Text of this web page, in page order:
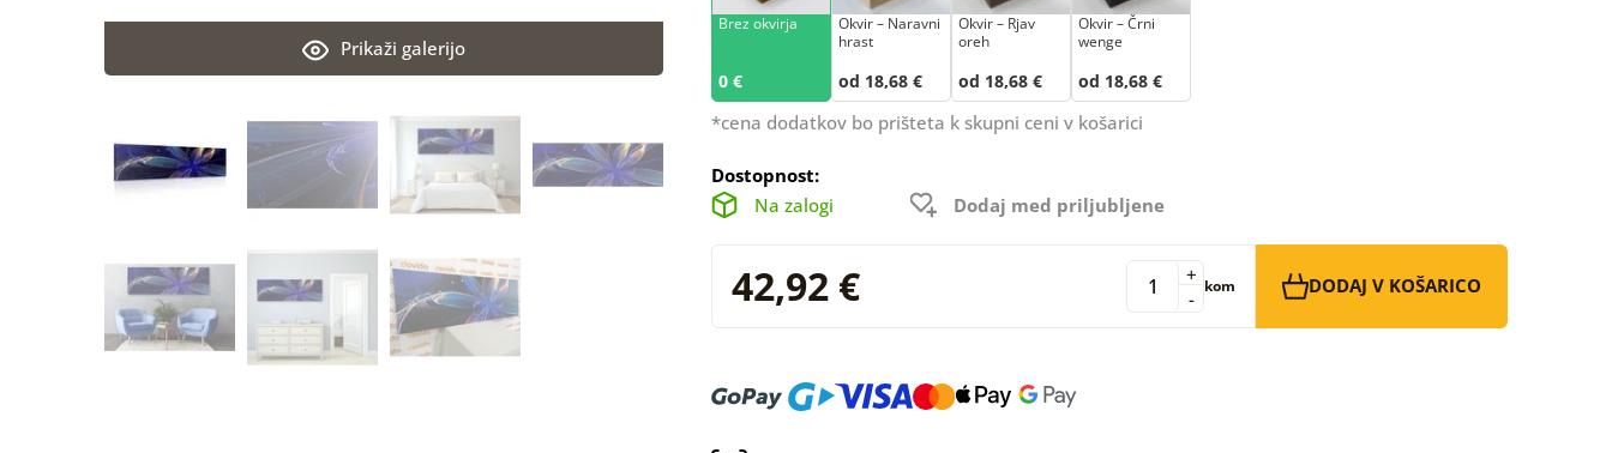
Prikaži galerijo
Brez okvirja
0 €
Okvir – Naravni
hrast
od 18,68 €
Okvir – Rjav
oreh
od 18,68 €
Okvir – Črni
wenge
od 18,68 €
*cena dodatkov bo prišteta k skupni ceni v košarici
Dostopnost:
Na zalogi
Dodaj med priljubljene
42,92 € -
+ kom DODAJ V KOŠARICO